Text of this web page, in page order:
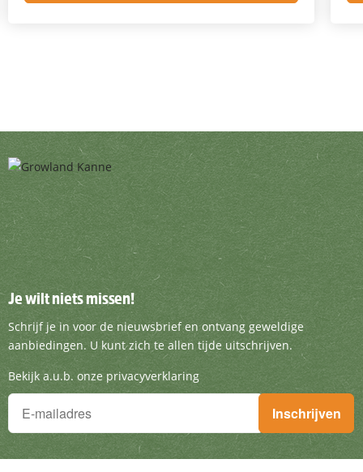
Je wilt niets missen!
Schrijf je in voor de nieuwsbrief en ontvang
Je wilt niets missen!
Schrijf je in voor de nieuwsbrief en ontvang geweldige
aanbiedingen. U kunt zich te allen tijde uitschrijven.
Bekijk a.u.b. onze privacyverklaring
Je wilt niets missen!
Schrijf je in voor de nieuwsbrief en ontvang geweldige
Inschrijven